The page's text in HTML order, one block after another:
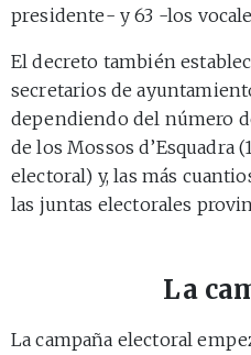
presidente- y 63 -los
El decreto también
secretarios de
dependiendo del número
de los Mossos d’Esquadra
electoral) y, las más
las juntas electorales
La
La campaña electoral